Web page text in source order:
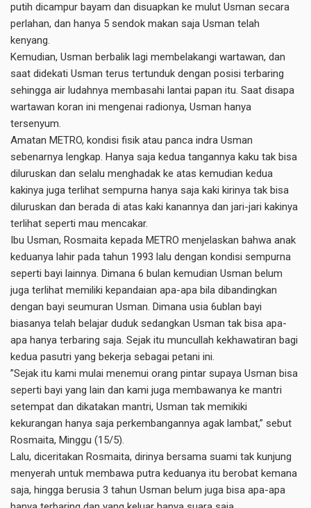
putih dicampur bayam dan disuapkan ke mulut Usman secara
perlahan, dan hanya 5 sendok makan saja Usman telah
kenyang.
Kemudian, Usman berbalik lagi membelakangi wartawan, dan
saat didekati Usman terus tertunduk dengan posisi terbaring
sehingga air ludahnya membasahi lantai papan itu. Saat disapa
wartawan koran ini mengenai radionya, Usman hanya
tersenyum.
Amatan METRO, kondisi fisik atau panca indra Usman
sebenarnya lengkap. Hanya saja kedua tangannya kaku tak bisa
diluruskan dan selalu menghadak ke atas kemudian kedua
kakinya juga terlihat sempurna hanya saja kaki kirinya tak bisa
diluruskan dan berada di atas kaki kanannya dan jari-jari kakinya
terlihat seperti mau mencakar.
Ibu Usman, Rosmaita kepada METRO menjelaskan bahwa anak
keduanya lahir pada tahun 1993 lalu dengan kondisi sempurna
seperti bayi lainnya. Dimana 6 bulan kemudian Usman belum
juga terlihat memiliki kepandaian apa-apa bila dibandingkan
dengan bayi seumuran Usman. Dimana usia 6ublan bayi
biasanya telah belajar duduk sedangkan Usman tak bisa apa-
apa hanya terbaring saja. Sejak itu muncullah kekhawatiran bagi
kedua pasutri yang bekerja sebagai petani ini.
”Sejak itu kami mulai menemui orang pintar supaya Usman bisa
seperti bayi yang lain dan kami juga membawanya ke mantri
setempat dan dikatakan mantri, Usman tak memikiki
kekurangan hanya saja perkembangannya agak lambat,” sebut
Rosmaita, Minggu (15/5).
Lalu, diceritakan Rosmaita, dirinya bersama suami tak kunjung
menyerah untuk membawa putra keduanya itu berobat kemana
saja, hingga berusia 3 tahun Usman belum juga bisa apa-apa